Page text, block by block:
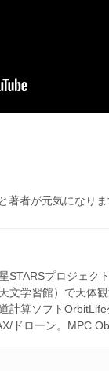
著者が元気になり
STARSプロジェク
文学習館）で天体
計算ソフト
ドローン。MPC